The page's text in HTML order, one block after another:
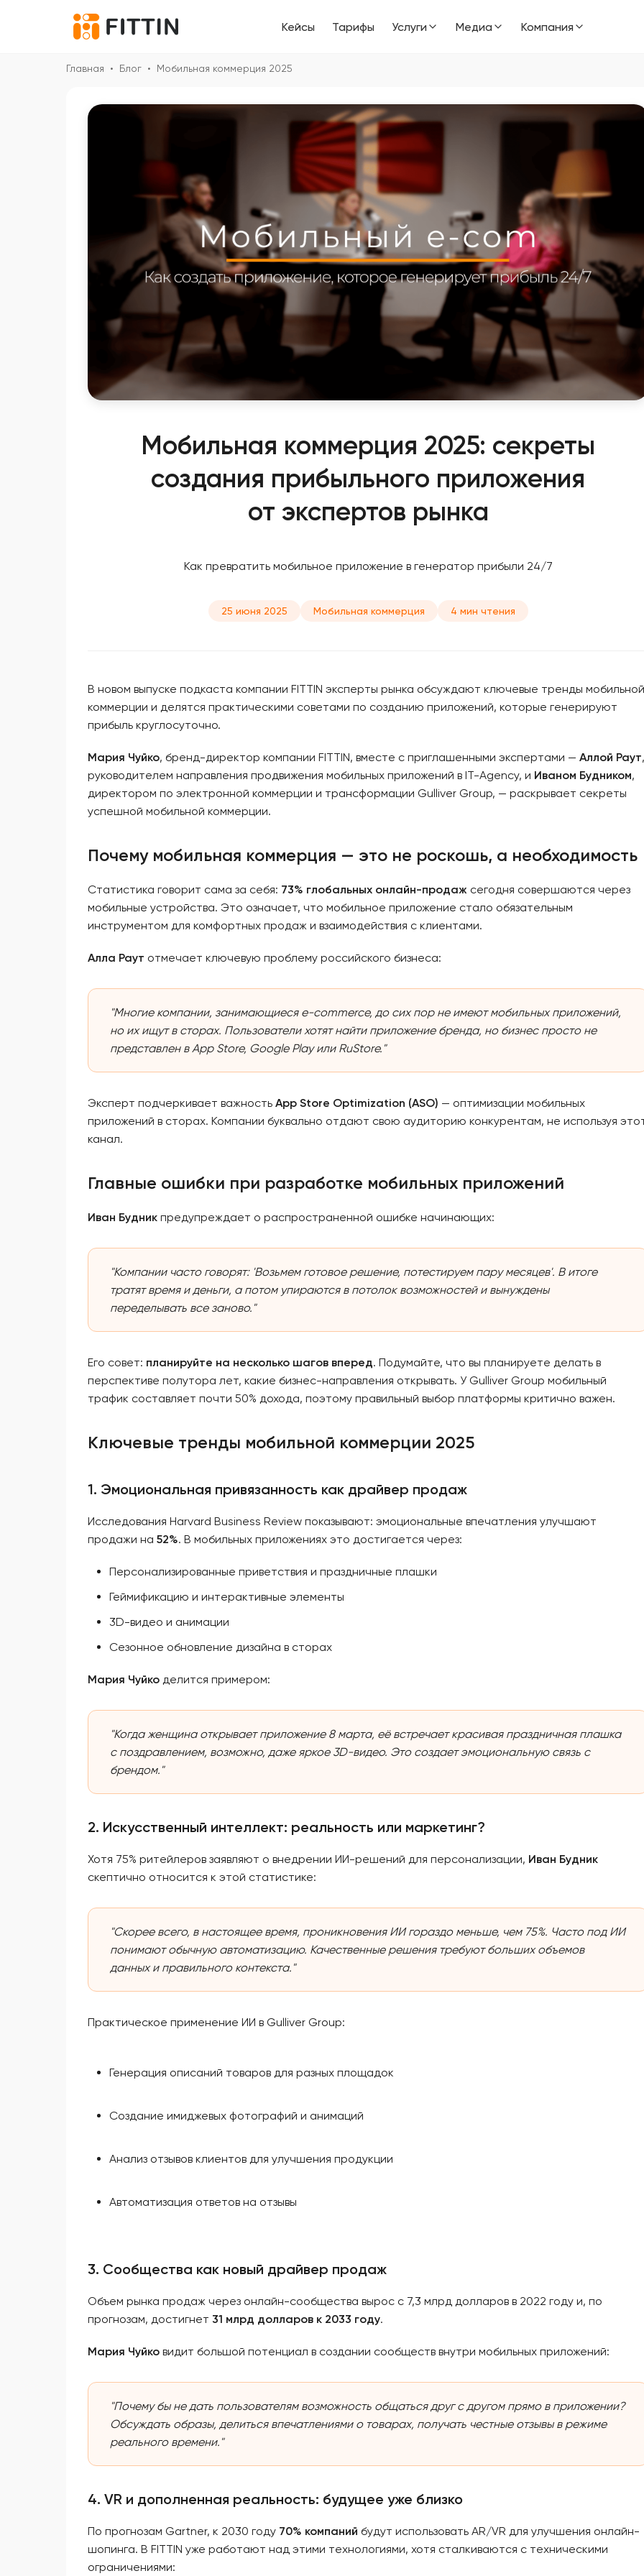
Кейсы Тарифы Услуги Медиа Компания
Главная • Блог • Мобильная коммерция 2025
Мобильная коммерция 2025: секреты
создания прибыльного приложения
от экспертов рынка
Как превратить мобильное приложение в генератор прибыли 24/7
25 июня 2025 Мобильная коммерция 4 мин чтения
В новом выпуске подкаста компании FITTIN эксперты рынка обсуждают ключевые тренды мобильной
коммерции и делятся практическими советами по созданию приложений, которые генерируют
прибыль круглосуточно.
Мария Чуйко, бренд-директор компании FITTIN, вместе с приглашенными экспертами — Аллой Раут,
руководителем направления продвижения мобильных приложений в IT-Agency, и Иваном Будником,
директором по электронной коммерции и трансформации Gulliver Group, — раскрывает секреты
успешной мобильной коммерции.
Почему мобильная коммерция — это не роскошь, а необходимость
Статистика говорит сама за себя: 73% глобальных онлайн-продаж сегодня совершаются через
мобильные устройства. Это означает, что мобильное приложение стало обязательным
инструментом для комфортных продаж и взаимодействия с клиентами.
Алла Раут отмечает ключевую проблему российского бизнеса:
"Многие компании, занимающиеся e-commerce, до сих пор не имеют мобильных приложений,
но их ищут в сторах. Пользователи хотят найти приложение бренда, но бизнес просто не
представлен в App Store, Google Play или RuStore."
Эксперт подчеркивает важность App Store Optimization (ASO) — оптимизации мобильных
приложений в сторах. Компании буквально отдают свою аудиторию конкурентам, не используя
канал.
Главные ошибки при разработке мобильных приложений
Иван Будник предупреждает о распространенной ошибке начинающих:
"Компании часто говорят: 'Возьмем готовое решение, потестируем пару месяцев'. В итоге
тратят время и деньги, а потом упираются в потолок возможностей и вынуждены
переделывать все заново."
Его совет: планируйте на несколько шагов вперед. Подумайте, что вы планируете делать в
перспективе полутора лет, какие бизнес-направления открывать. У Gulliver Group мобильный
трафик составляет почти 50% дохода, поэтому правильный выбор платформы критично важен.
Ключевые тренды мобильной коммерции 2025
1. Эмоциональная привязанность как драйвер продаж
Исследования Harvard Business Review показывают: эмоциональные впечатления улучшают
продажи на 52%. В мобильных приложениях это достигается через:
Персонализированные приветствия и праздничные плашки
Геймификацию и интерактивные элементы
3D-видео и анимации
Сезонное обновление дизайна в сторах
Мария Чуйко делится примером:
"Когда женщина открывает приложение 8 марта, её встречает красивая праздничная плашка
с поздравлением, возможно, даже яркое 3D-видео. Это создает эмоциональную связь с
брендом."
2. Искусственный интеллект: реальность или маркетинг?
Хотя 75% ритейлеров заявляют о внедрении ИИ-решений для персонализации, Иван Будник
скептично относится к этой статистике:
"Скорее всего, в настоящее время, проникновения ИИ гораздо меньше, чем 75%. Часто под ИИ
понимают обычную автоматизацию. Качественные решения требуют больших объемов
данных и правильного контекста."
Практическое применение ИИ в Gulliver Group:
Генерация описаний товаров для разных площадок
Создание имиджевых фотографий и анимаций
Анализ отзывов клиентов для улучшения продукции
Автоматизация ответов на отзывы
3. Сообщества как новый драйвер продаж
Объем рынка продаж через онлайн-сообщества вырос с 7,3 млрд долларов в 2022 году и, по
прогнозам, достигнет 31 млрд долларов к 2033 году.
Мария Чуйко видит большой потенциал в создании сообществ внутри мобильных приложений:
"Почему бы не дать пользователям возможность общаться друг с другом прямо в приложении?
Обсуждать образы, делиться впечатлениями о товарах, получать честные отзывы в режиме
реального времени."
4. VR и дополненная реальность: будущее уже близко
По прогнозам Gartner, к 2030 году 70% компаний будут использовать AR/VR для улучшения онлайн-
шопинга. В FITTIN уже работают над этими технологиями, хотя сталкиваются с техническими
ограничениями: